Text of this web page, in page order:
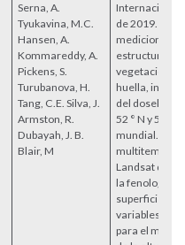
Serna, A.
Tyukavina, M.C.
Hansen, A.
Kommareddy, A.
Pickens, S.
Turubanova, H.
Tang, C.E. Silva, J.
Armston, R.
Dubayah, J. B.
Blair, M
Internacional
de 2019.
mediciones
estructura de
vegetación
huella,
del dosel del
52 ° N y 52 °
mundial. Las
Landsat que
la fenología
superficie
variables
para el